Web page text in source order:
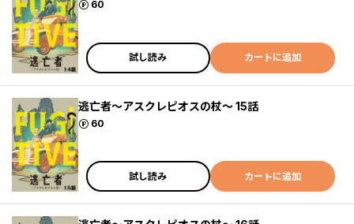
60
ポイント
試し読み カートに追加
逃亡者～アスクレピオスの杖～ 15話
60
ポイント
試し読み カートに追加